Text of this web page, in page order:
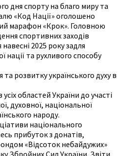
дня спорту на благо миру та
«Код Нації» оголошено
марафон «Крок». Головною
спортивних заходів
2025 року задля
нації та рухливого способу
розвитку українського духу в
областей України до участі
духовної, національної
народу.
національного
прибуток з донатів,
«Відсоток небайдужих»
Збройних Сил України. Звіти